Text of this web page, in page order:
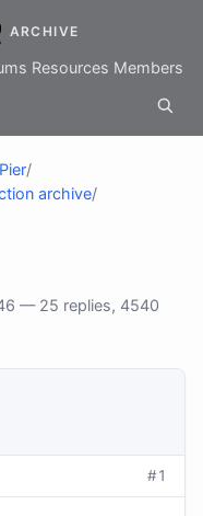
ARCHIVE
Resources Members
/
archive/
— 25 replies, 4540
#1